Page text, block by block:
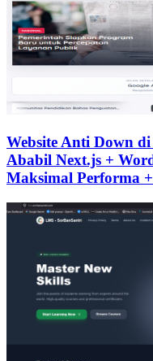
Website Anti Down
Ababil Next.js +
Maksimal Performa